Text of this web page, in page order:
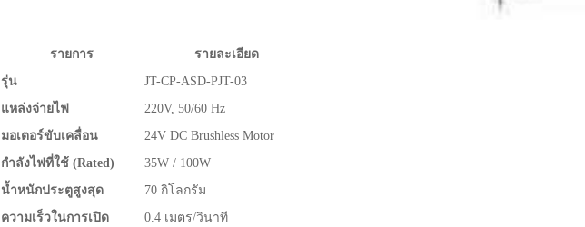
รายการ
รายละเอียด
รุ่น
JT-CP-ASD-PJT-03
แหล่งจ่ายไฟ
220V, 50/60 Hz
มอเตอร์ขับเคลื่อน
24V DC Brushless Motor
กำลังไฟที่ใช้ (Rated)
35W / 100W
น้ำหนักประตูสูงสุด
70 กิโลกรัม
ความเร็วในการเปิด
0.4 เมตร/วินาที